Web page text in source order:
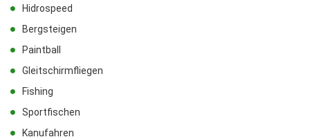
Hidrospeed
Bergsteigen
Paintball
Gleitschirmfliegen
Fishing
Sportfischen
Kanufahren